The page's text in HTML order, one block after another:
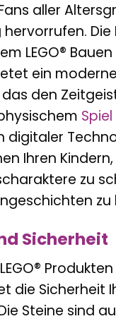
aller
LEGO®
ein
das den
Spiel
digitaler
Ihren
zu
zu
Sicherheit
die Sicherheit
Steine sind